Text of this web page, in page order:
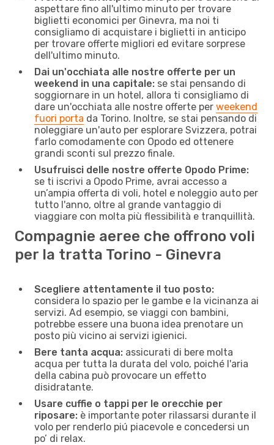
aspettare fino all'ultimo minuto per trovare
biglietti economici per Ginevra, ma noi ti
consigliamo di acquistare i biglietti in anticipo
per trovare offerte migliori ed evitare sorprese
dell'ultimo minuto.
Dai un'occhiata alle nostre offerte per un
weekend in una capitale: se stai pensando di
soggiornare in un hotel, allora ti consigliamo di
dare un'occhiata alle nostre offerte per weekend
fuori porta da Torino. Inoltre, se stai pensando di
noleggiare un'auto per esplorare Svizzera, potrai
farlo comodamente con Opodo ed ottenere
grandi sconti sul prezzo finale.
Usufruisci delle nostre offerte Opodo Prime:
se ti iscrivi a Opodo Prime, avrai accesso a
un’ampia offerta di voli, hotel e noleggio auto per
tutto l'anno, oltre al grande vantaggio di
viaggiare con molta più flessibilità e tranquillità.
Compagnie aeree che offrono voli
per la tratta Torino - Ginevra
Scegliere attentamente il tuo posto:
considera lo spazio per le gambe e la vicinanza ai
servizi. Ad esempio, se viaggi con bambini,
potrebbe essere una buona idea prenotare un
posto più vicino ai servizi igienici.
Bere tanta acqua: assicurati di bere molta
acqua per tutta la durata del volo, poiché l'aria
della cabina può provocare un effetto
disidratante.
Usare cuffie o tappi per le orecchie per
riposare: è importante poter rilassarsi durante il
volo per renderlo piú piacevole e concedersi un
po’ di relax.